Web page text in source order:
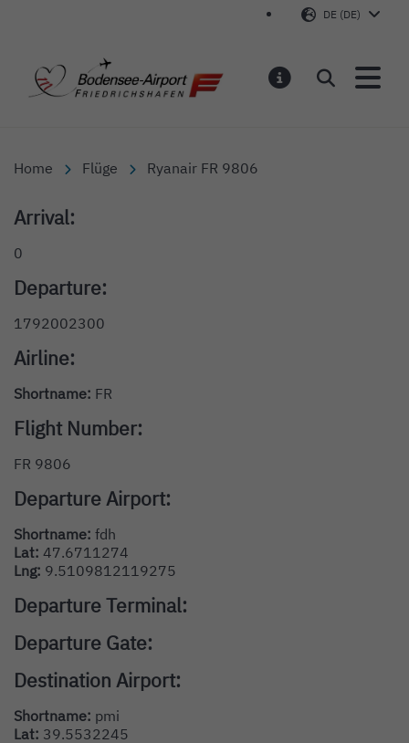
DE (DE)
Bodensee-Airport
Suchen
Home Flüge Ryanair FR 9806
Arrival:
0
Departure:
1792002300
Airline:
Shortname: FR
Flight Number:
FR 9806
Departure Airport:
Shortname: fdh
Lat: 47.6711274
Lng: 9.5109812119275
Departure Terminal:
Departure Gate:
Destination Airport:
Shortname: pmi
Lat: 39.5532245